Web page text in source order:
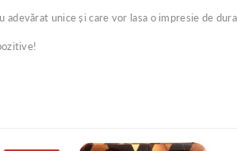
unice și care vor lasa o impresie de